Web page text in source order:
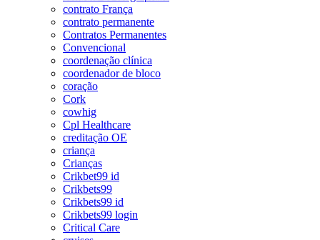
contrato França
contrato permanente
Contratos Permanentes
Convencional
coordenação clínica
coordenador de bloco
coração
Cork
cowhig
Cpl Healthcare
creditação OE
criança
Crianças
Crikbet99 id
Crikbets99
Crikbets99 id
Crikbets99 login
Critical Care